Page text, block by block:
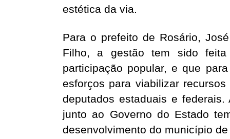
estética da via.
Para o prefeito de Rosário,
Filho, a gestão tem sido feita
participação popular, e que
esforços para viabilizar
deputados estaduais e
junto ao Governo do Estado
desenvolvimento do município